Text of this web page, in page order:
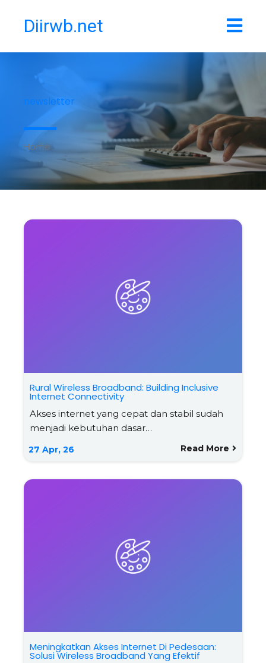
Diirwb.net
newsletter
Home
Rural Wireless Broadband: Building Inclusive
Internet Connectivity
27 Apr, 26
Akses internet yang cepat dan stabil sudah
menjadi kebutuhan dasar…
Read More
Meningkatkan Akses Internet Di Pedesaan:
Solusi Wireless Broadband Yang Efektif